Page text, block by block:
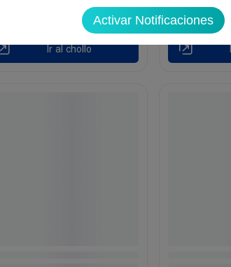
Activar Notificaciones
Ir al chollo